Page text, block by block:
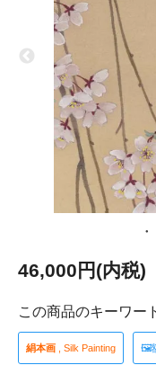
46,000円(内税)
この商品のキーワー
絹本画 , Silk Painting 🖼